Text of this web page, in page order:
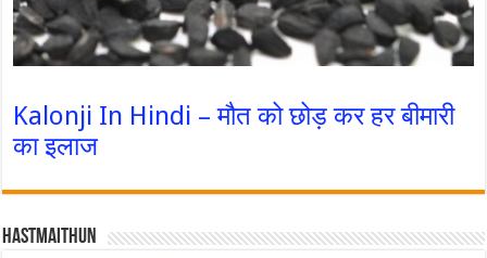
Kalonji In Hindi – मौत को छोड़ कर हर बीमारी
का इलाज
Hastmaithun